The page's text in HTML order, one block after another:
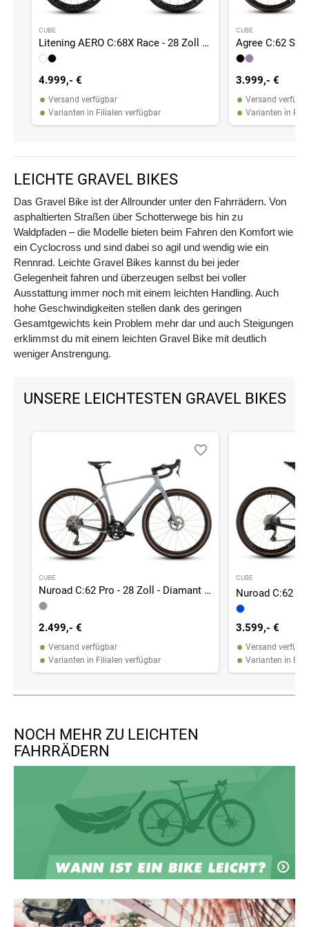
CUBE
Litening AERO C:68X Race - 28 Zoll - Diamant - 2026
4.999,- €
• Versand verfügbar
• Varianten in Filialen verfügbar
CUBE
3.999,- €
• Versand
• Varianten in
LEICHTE GRAVEL BIKES
Das Gravel Bike ist der Allrounder unter den Fahrrädern. Von
asphaltierten Straßen über Schotterwege bis hin zu
Waldpfaden – die Modelle bieten beim Fahren den Komfort wie
ein Cyclocross und sind dabei so agil und wendig wie ein
Rennrad. Leichte Gravel Bikes kannst du bei jeder
Gelegenheit fahren und überzeugen selbst bei voller
Ausstattung immer noch mit einem leichten Handling. Auch
hohe Geschwindigkeiten stellen dank des geringen
Gesamtgewichts kein Problem mehr dar und auch Steigungen
erklimmst du mit einem leichten Gravel Bike mit deutlich
weniger Anstrengung.
UNSERE LEICHTESTEN GRAVEL BIKES
CUBE
Nuroad C:62 Pro - 28 Zoll - Diamant - 2026
2.499,- €
• Versand verfügbar
• Varianten in Filialen verfügbar
CUBE
3.599,- €
• Versand
• Varianten in
NOCH MEHR ZU LEICHTEN
FAHRRÄDERN